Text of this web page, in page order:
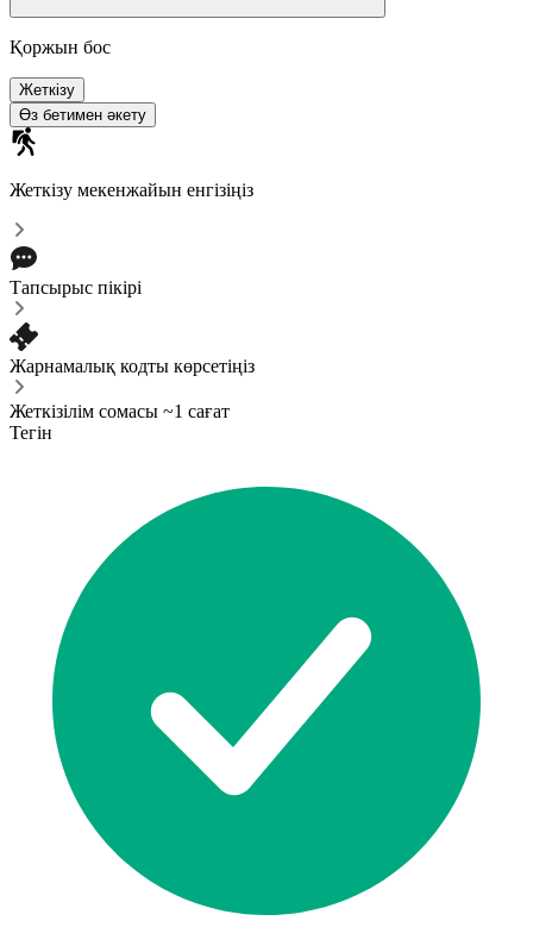
Қоржын бос
Жеткізу
Өз бетимен әкету
Жеткізу мекенжайын енгізіңіз
Тапсырыс пікірі
Жарнамалық кодты көрсетіңіз
Жеткізілім сомасы ~1 сағат
Тегін